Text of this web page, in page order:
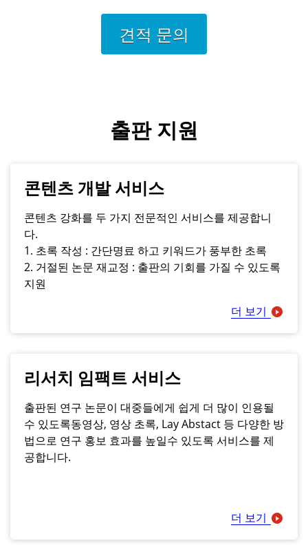
견적 문의
출판 지원
콘텐츠 개발 서비스
콘텐츠 강화를 두 가지 전문적인 서비스를 제공합니
다.
1. 초록 작성 : 간단명료 하고 키워드가 풍부한 초록
2. 거절된 논문 재교정 : 출판의 기회를 가질 수 있도록
지원
더 보기
리서치 임팩트 서비스
출판된 연구 논문이 대중들에게 쉽게 더 많이 인용될
수 있도록동영상, 영상 초록, Lay Abstact 등 다양한 방
법으로 연구 홍보 효과를 높일수 있도록 서비스를 제
공합니다.
더 보기